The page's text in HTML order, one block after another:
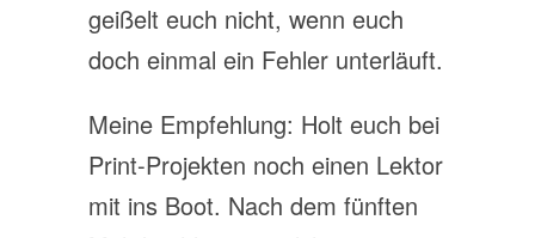
geißelt euch nicht, wenn euch
doch einmal ein Fehler unterläuft.
Meine Empfehlung: Holt euch bei
Print-Projekten noch einen Lektor
mit ins Boot. Nach dem fünften